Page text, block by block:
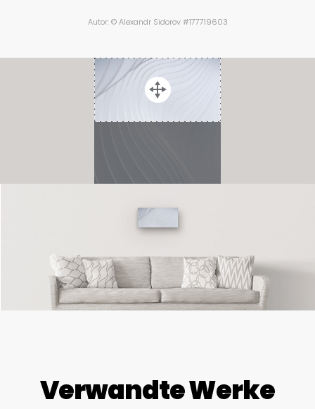
Autor: © Alexandr Sidorov #177719603
Verwandte Werke